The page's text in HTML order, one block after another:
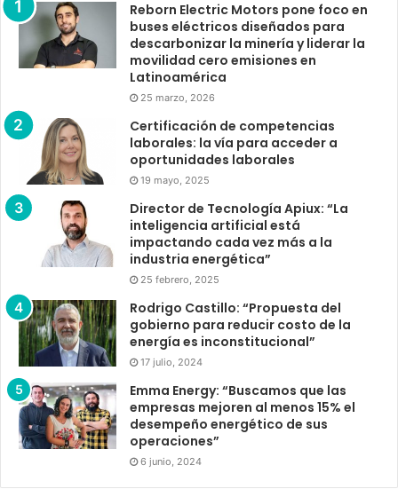
Reborn Electric Motors pone foco en
buses eléctricos diseñados para
descarbonizar la minería y liderar la
movilidad cero emisiones en
Latinoamérica
25 marzo, 2026
Certificación de competencias
laborales: la vía para acceder a
oportunidades laborales
19 mayo, 2025
Director de Tecnología Apiux: “La
inteligencia artificial está
impactando cada vez más a la
industria energética”
25 febrero, 2025
Rodrigo Castillo: “Propuesta del
gobierno para reducir costo de la
energía es inconstitucional”
17 julio, 2024
Emma Energy: “Buscamos que las
empresas mejoren al menos 15% el
desempeño energético de sus
operaciones”
6 junio, 2024